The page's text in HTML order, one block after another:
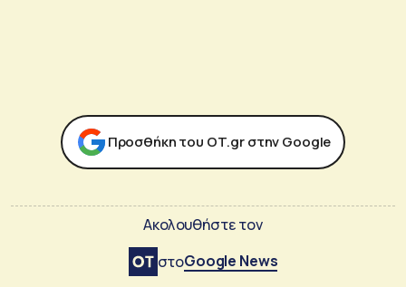
Προσθήκη του ΟΤ.gr στην Google
Ακολουθήστε τον
στοGoogle News